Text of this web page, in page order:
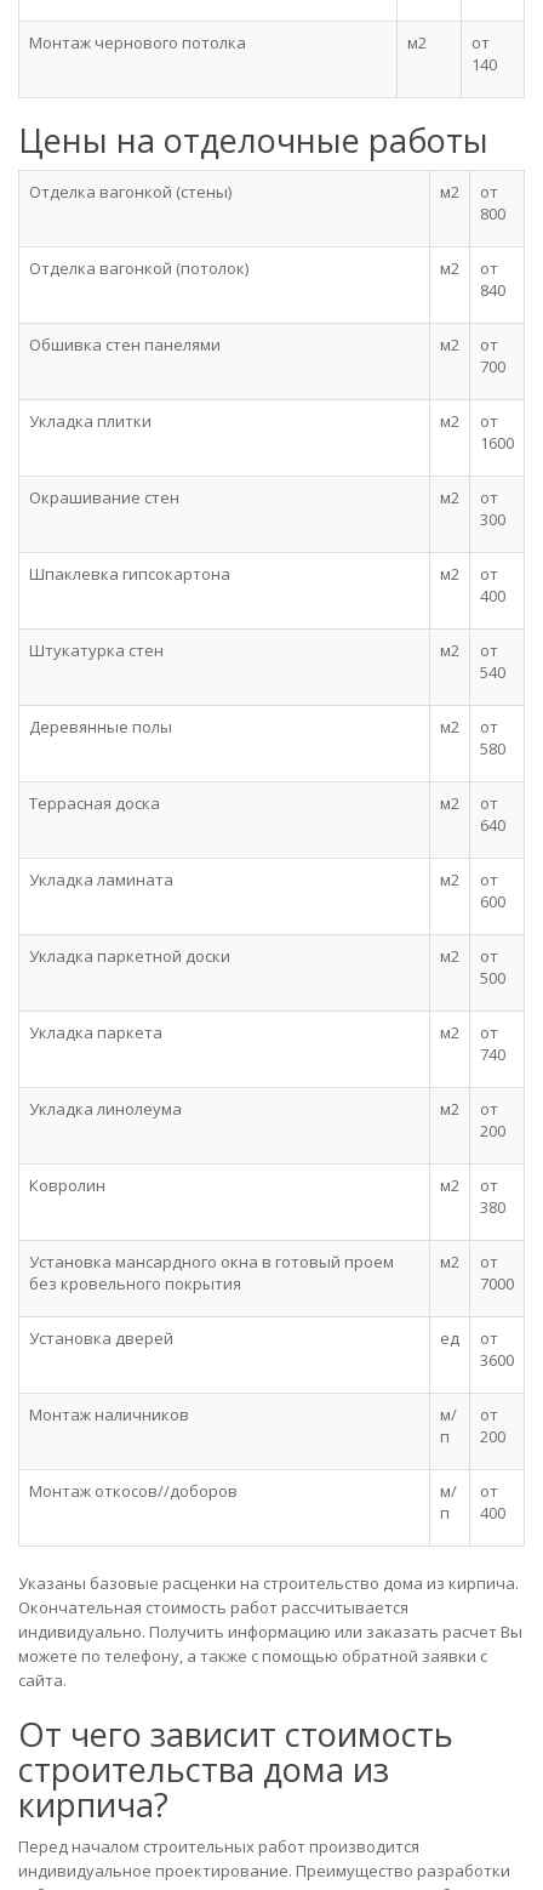
Монтаж чернового потолка м2
от
140
Цены на отделочные работы
Отделка вагонкой (стены) м2
от
800
Отделка вагонкой (потолок) м2
от
840
Обшивка стен панелями м2
от
700
Укладка плитки м2
от
1600
Окрашивание стен м2
от
300
Шпаклевка гипсокартона м2
от
400
Штукатурка стен м2
от
540
Деревянные полы м2
от
580
Террасная доска м2
от
640
Укладка ламината м2
от
600
Укладка паркетной доски м2
от
500
Укладка паркета м2
от
740
Укладка линолеума м2
от
200
Ковролин м2
от
380
Установка мансардного окна в готовый проем
без кровельного покрытия
м2
от
7000
Установка дверей ед
от
3600
Монтаж наличников
м/
п
от
200
Монтаж откосов//доборов
м/
п
от
400
Указаны базовые расценки на строительство дома из кирпича.
Окончательная стоимость работ рассчитывается
индивидуально. Получить информацию или заказать расчет Вы
можете по телефону, а также с помощью обратной заявки с
сайта.
От чего зависит стоимость
строительства дома из
кирпича?
Перед началом строительных работ производится
индивидуальное проектирование. Преимущество разработки